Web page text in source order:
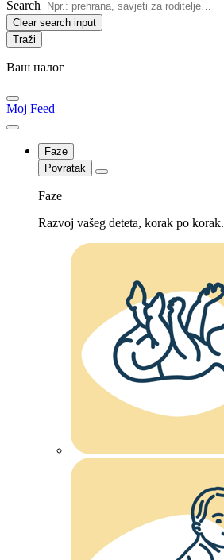
Search
Clear search input
Ваш налог
Moj Feed
Faze
Povratak
Faze
Razvoj vašeg deteta, korak po korak.